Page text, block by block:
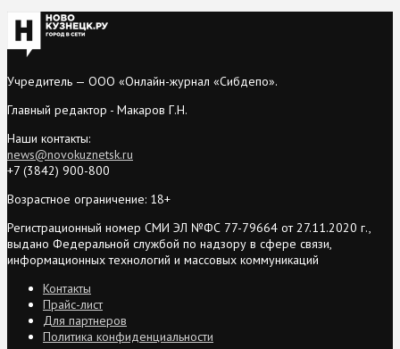
Учредитель — ООО «Онлайн-журнал «Сибдепо».
Главный редактор - Макаров Г.Н.
Наши контакты:
news@novokuznetsk.ru
+7 (3842) 900-800
Возрастное ограничение: 18+
Регистрационный номер СМИ ЭЛ №ФС 77-79664 от 27.11.2020 г.,
выдано Федеральной службой по надзору в сфере связи,
информационных технологий и массовых коммуникаций
Контакты
Прайс-лист
Для партнеров
Политика конфиденциальности